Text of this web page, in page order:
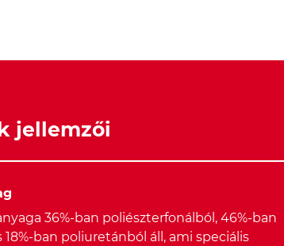
jellemzői
36%-ban poliészterfonálból, 46%-ban
ban poliuretánból áll, ami speciális